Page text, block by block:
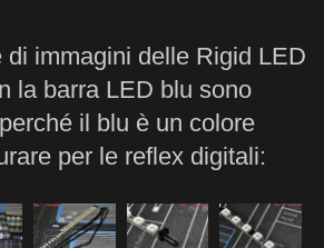
di immagini delle Rigid LED
la barra LED blu sono
il blu è un colore
per le reflex digitali: